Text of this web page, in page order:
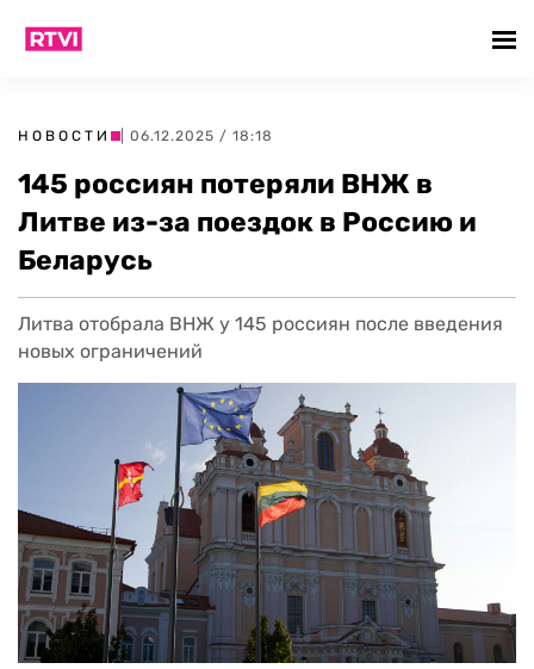
НОВОСТИ | 06.12.2025 / 18:18
145 россиян потеряли ВНЖ в
Литве из-за поездок в Россию и
Беларусь
Литва отобрала ВНЖ у 145 россиян после введения
новых ограничений